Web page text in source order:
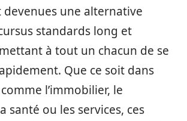
devenues une alternative
standards long et
à tout un chacun de se
Que ce soit dans
l’immobilier, le
santé ou les services, ces